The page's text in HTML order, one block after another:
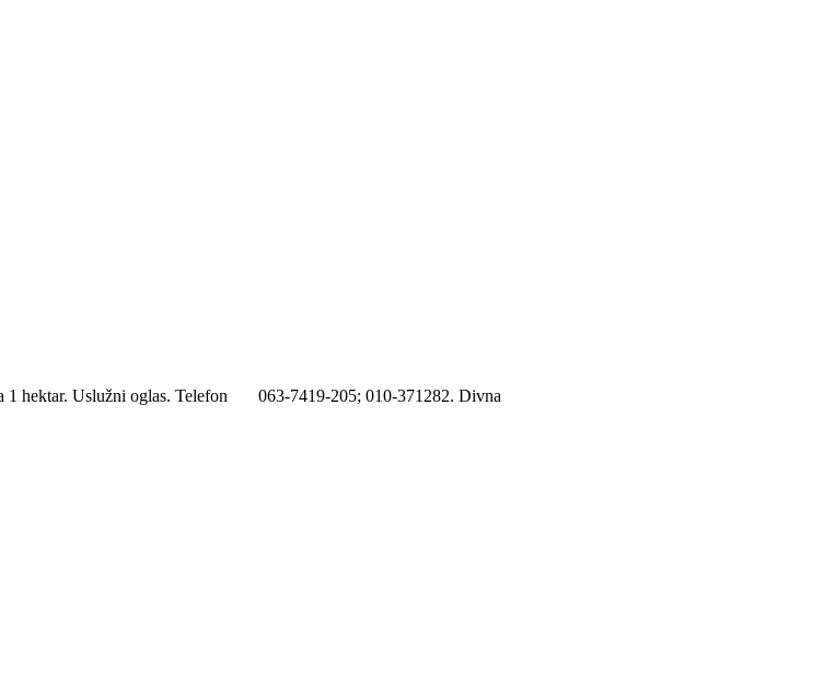
1 hektar. Uslužni oglas. Telefon 063-7419-205; 010-371282. Divna